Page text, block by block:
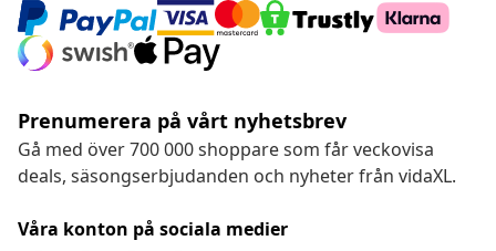
Prenumerera på vårt nyhetsbrev
Gå med över 700 000 shoppare som får veckovisa
deals, säsongserbjudanden och nyheter från vidaXL.
Våra konton på sociala medier